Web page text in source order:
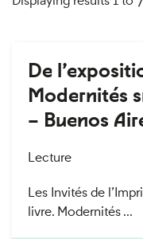
De
Modernités
– Buenos
Lecture
Les Invités de
livre. Modernités ...